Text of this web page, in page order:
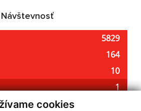
cookies
Návštevnosť